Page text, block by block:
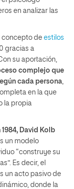
en analizar las
concepto de estilos
gracias a
su aportación,
complejo que
cada persona
en la que
la propia
1984, David Kolb
un modelo
“construye su
Es decir, el
un acto pasivo de
donde la